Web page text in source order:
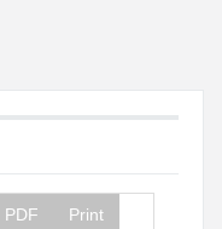
PDF Print